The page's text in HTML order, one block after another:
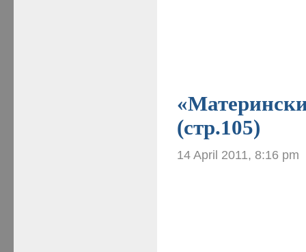
(стр.105)
14 April 2011, 8:16 pm